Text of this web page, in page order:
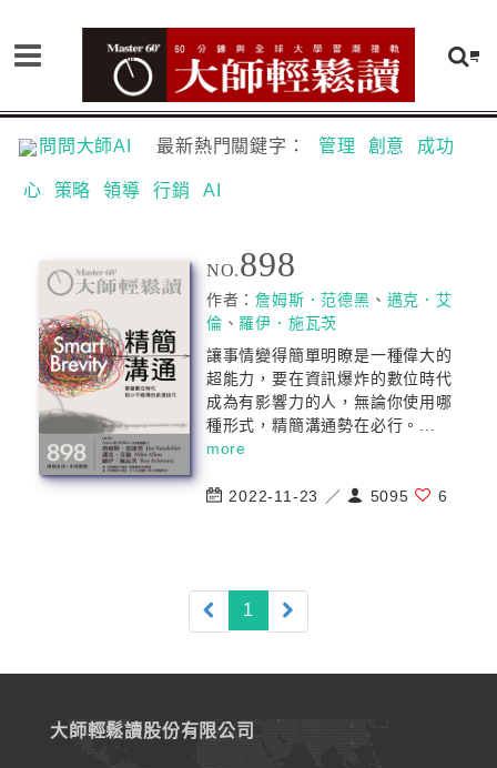
問問大師AI 最新熱門關鍵字： 管理 創意 成功
心 策略 領導 行銷 AI
NO.898
作者：詹姆斯．范德黑 、 邁克．艾
倫 、 羅伊．施瓦茨
讓事情變得簡單明瞭是一種偉大的
超能力，要在資訊爆炸的數位時代
成為有影響力的人，無論你使用哪
種形式，精簡溝通勢在必行。...
more
2022-11-23 ／ 5095 6
1 (current)
大師輕鬆讀股份有限公司